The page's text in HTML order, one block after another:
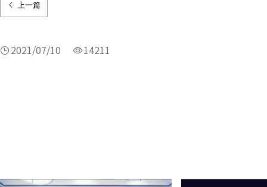
上一篇
2021/07/10 14211